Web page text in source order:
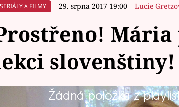
SERIÁLY A FILMY 29. srpna 2017 19:00 Lucie
Mária
slovenštiny!
Žádná položka z
U moderní babičky Mirky (50) je pohoda